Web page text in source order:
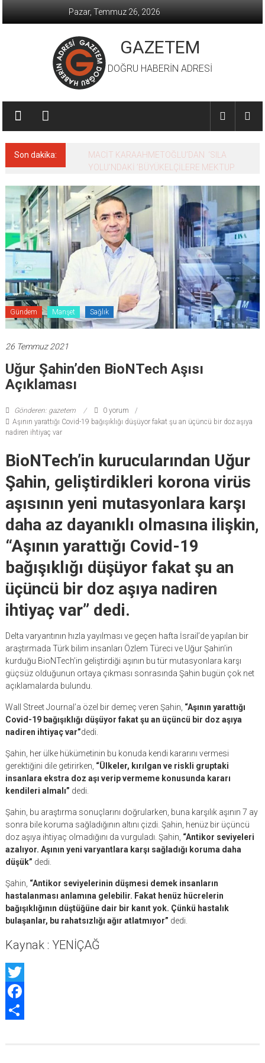
Pazar, Temmuz 26, 2026
GAZETEM
DOĞRU HABERİN ADRESİ
Son dakika:
MACİT KARAAHMETOĞLU’DAN ‘SILA
YOLU’NDAKİ ’BÜYÜKELÇİLERE MEKTUP
Gündem Manşet Sağlık
26 Temmuz 2021
Uğur Şahin’den BioNTech Aşısı
Açıklaması
Gönderen: gazetem
0 yorum
Aşının yarattığı Covid-19 bağışıklığı düşüyor fakat şu an üçüncü bir doz aşıya
nadiren ihtiyaç var
BioNTech’in kurucularından Uğur
Şahin, geliştirdikleri korona virüs
aşısının yeni mutasyonlara karşı
daha az dayanıklı olmasına ilişkin,
“Aşının yarattığı Covid-19
bağışıklığı düşüyor fakat şu an
üçüncü bir doz aşıya nadiren
ihtiyaç var” dedi.
Delta varyantının hızla yayılması ve geçen hafta İsrail’de yapılan bir
araştırmada Türk bilim insanları Özlem Türeci ve Uğur Şahin’in
kurduğu BioNTech’in geliştirdiği aşının bu tür mutasyonlara karşı
güçsüz olduğunun ortaya çıkması sonrasında Şahin bugün çok net
açıklamalarda bulundu.
Wall Street Journal’a özel bir demeç veren Şahin, “Aşının yarattığı
Covid-19 bağışıklığı düşüyor fakat şu an üçüncü bir doz aşıya
nadiren ihtiyaç var”dedi.
Şahin, her ülke hükümetinin bu konuda kendi kararını vermesi
gerektiğini dile getirirken, “Ülkeler, kırılgan ve riskli gruptaki
insanlara ekstra doz aşı verip vermeme konusunda kararı
kendileri almalı” dedi.
Şahin, bu araştırma sonuçlarını doğrularken, buna karşılık aşının 7 ay
sonra bile koruma sağladığının altını çizdi. Şahin, henüz bir üçüncü
doz aşıya ihtiyaç olmadığını da vurguladı. Şahin, “Antikor seviyeleri
azalıyor. Aşının yeni varyantlara karşı sağladığı koruma daha
düşük” dedi.
Şahin, “Antikor seviyelerinin düşmesi demek insanların
hastalanması anlamına gelebilir. Fakat henüz hücrelerin
bağışıklığının düştüğüne dair bir kanıt yok. Çünkü hastalık
bulaşanlar, bu rahatsızlığı ağır atlatmıyor” dedi.
Kaynak : YENİÇAĞ
Twitter
Facebook